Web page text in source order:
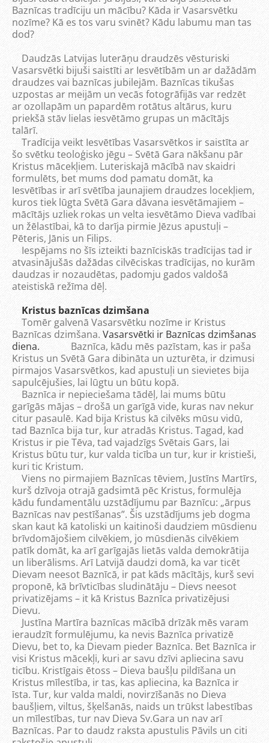
Baznīcas tradīciju un mācību? Kāda ir Vasarsvētku
nozīme? Kā es tos varu svinēt? Kādu labumu man tas
dod?
Daudzās Latvijas luterāņu draudzēs vēsturiski
Vasarsvētki bijuši saistīti ar Iesvētībām un ar dažādām
draudzes vai baznīcas jubilejām. Baznīcas tikušas
uzpostas ar meijām un vecās fotogrāfijās var redzēt
ar ozollapām un papardēm rotātus altārus, kuru
priekšā stāv lielas iesvētāmo grupas un mācītājs
talārī.
Tradīcija veikt Iesvētības Vasarsvētkos ir saistīta ar
šo svētku teoloģisko jēgu – Svētā Gara nākšanu pār
Kristus mācekļiem. Luteriskajā mācībā nav skaidri
formulēts, bet mums dod pamatu domāt, ka
Iesvētības ir arī svētība jaunajiem draudzes locekļiem,
kuros tiek lūgta Svētā Gara dāvana iesvētāmajiem –
mācītājs uzliek rokas un velta iesvētāmo Dieva vadībai
un žēlastībai, kā to darīja pirmie Jēzus apustuļi –
Pēteris, Jānis un Filips.
Iespējams no šīs izteikti baznīciskās tradīcijas tad ir
atvasinājušās dažādas cilvēciskas tradīcijas, no kurām
daudzas ir nozaudētas, padomju gados valdošā
ateistiskā režīma dēļ.
Kristus baznīcas dzimšana
Tomēr galvenā Vasarsvētku nozīme ir Kristus
Baznīcas dzimšana. Vasarsvētki ir Baznīcas dzimšanas
diena.
Baznīca, kādu mēs pazīstam, kas ir paša
Kristus un Svētā Gara dibināta un uzturēta, ir dzimusi
pirmajos Vasarsvētkos, kad apustuļi un sievietes bija
sapulcējušies, lai lūgtu un būtu kopā.
Baznīca ir nepieciešama tādēļ, lai mums būtu
garīgās mājas – drošā un garīgā vide, kuras nav nekur
citur pasaulē. Kad bija Kristus kā cilvēks mūsu vidū,
tad Baznīca bija tur, kur atradās Kristus. Tagad, kad
Kristus ir pie Tēva, tad vajadzīgs Svētais Gars, lai
Kristus būtu tur, kur valda ticība un tur, kur ir kristieši,
kuri tic Kristum.
Viens no pirmajiem Baznīcas tēviem, Justīns Martīrs,
kurš dzīvoja otrajā gadsimtā pēc Kristus, formulēja
kādu fundamentālu uzstādījumu par Baznīcu: „ārpus
Baznīcas nav pestīšanas”. Šis uzstādījums jeb dogma
skan kaut kā katoliski un kaitinoši daudziem mūsdienu
brīvdomājošiem cilvēkiem, jo mūsdienās cilvēkiem
patīk domāt, ka arī garīgajās lietās valda demokrātija
un liberālisms. Arī Latvijā daudzi domā, ka var ticēt
Dievam neesot Baznīcā, ir pat kāds mācītājs, kurš sevi
proponē, kā brīvticības sludinātāju – Dievs neesot
privatizējams – it kā Kristus Baznīca privatizējusi
Dievu.
Justīna Martīra baznīcas mācībā drīzāk mēs varam
ieraudzīt formulējumu, ka nevis Baznīca privatizē
Dievu, bet to, ka Dievam pieder Baznīca. Bet Baznīca ir
visi Kristus mācekļi, kuri ar savu dzīvi apliecina savu
ticību. Kristīgais ētoss – Dieva baušļu pildīšana un
Kristus mīlestība, ir tas, kas apliecina, ka Baznīca ir
īsta. Tur, kur valda maldi, novirzīšanās no Dieva
baušļiem, viltus, šķelšanās, naids un trūkst labestības
un mīlestības, tur nav Dieva Sv.Gara un nav arī
Baznīcas. Par to daudz raksta apustulis Pāvils un citi